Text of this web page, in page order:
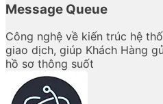
Message Queue
Công nghệ về kiến trúc hệ
giao dịch, giúp Khách Hàng
hồ sơ thông suốt